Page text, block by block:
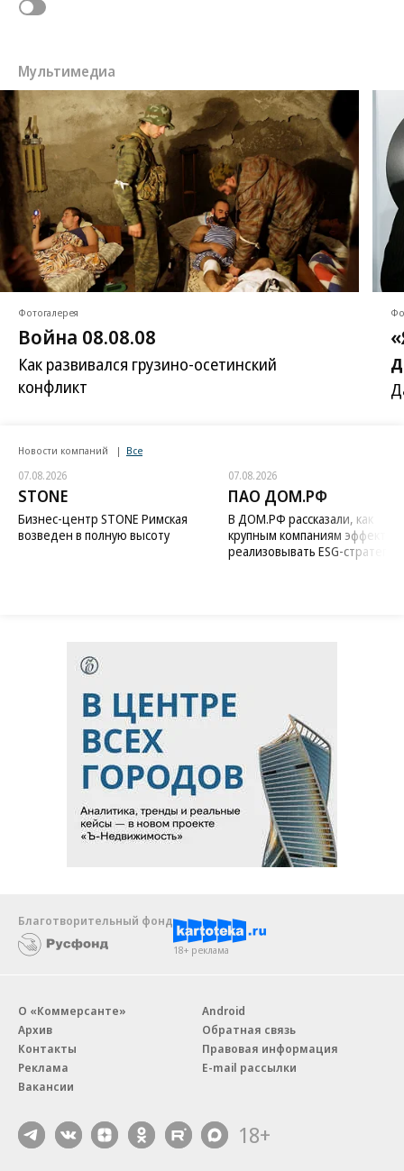
Мультимедиа
Фотогалерея
Война 08.08.08
Как развивался грузино-осетинский
конфликт
Новости компаний Все
07.08.2026
STONE
Бизнес-центр STONE Римская
возведен в полную высоту
07.08.2026
ПАО ДОМ.РФ
В ДОМ.РФ рассказали, как
крупным компаниям
реализовывать ESG-стратегию
Благотворительный фонд
18+ реклама
О «Коммерсанте»
Архив
Контакты
Реклама
Вакансии
Android
Обратная связь
Правовая информация
E-mail рассылки
18+